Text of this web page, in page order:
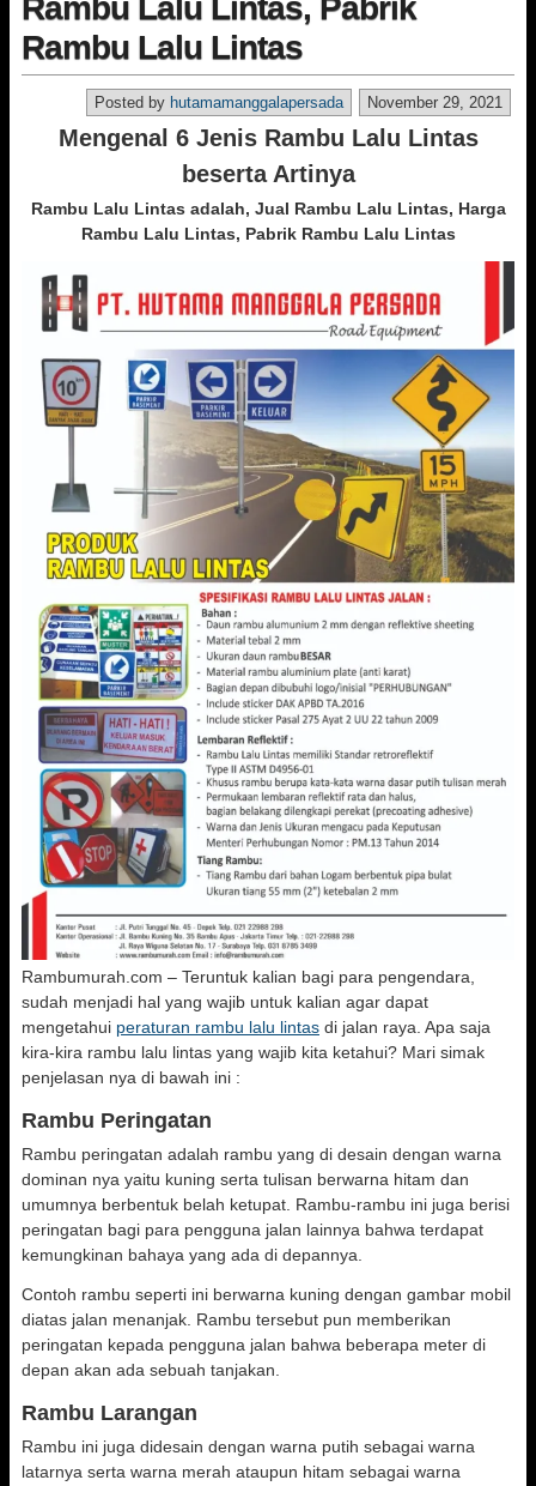
Rambu Lalu Lintas, Pabrik
Rambu Lalu Lintas
November 29, 2021
Posted by hutamamanggalapersada
Mengenal 6 Jenis Rambu Lalu Lintas
beserta Artinya
Rambu Lalu Lintas adalah, Jual Rambu Lalu Lintas, Harga
Rambu Lalu Lintas, Pabrik Rambu Lalu Lintas
Rambumurah.com – Teruntuk kalian bagi para pengendara,
sudah menjadi hal yang wajib untuk kalian agar dapat
mengetahui peraturan rambu lalu lintas di jalan raya. Apa saja
kira-kira rambu lalu lintas yang wajib kita ketahui? Mari simak
penjelasan nya di bawah ini :
Rambu Peringatan
Rambu peringatan adalah rambu yang di desain dengan warna
dominan nya yaitu kuning serta tulisan berwarna hitam dan
umumnya berbentuk belah ketupat. Rambu-rambu ini juga berisi
peringatan bagi para pengguna jalan lainnya bahwa terdapat
kemungkinan bahaya yang ada di depannya.
Contoh rambu seperti ini berwarna kuning dengan gambar mobil
diatas jalan menanjak. Rambu tersebut pun memberikan
peringatan kepada pengguna jalan bahwa beberapa meter di
depan akan ada sebuah tanjakan.
Rambu Larangan
Rambu ini juga didesain dengan warna putih sebagai warna
latarnya serta warna merah ataupun hitam sebagai warna